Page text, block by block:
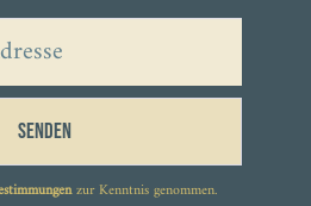
Senden
zur Kenntnis genommen.